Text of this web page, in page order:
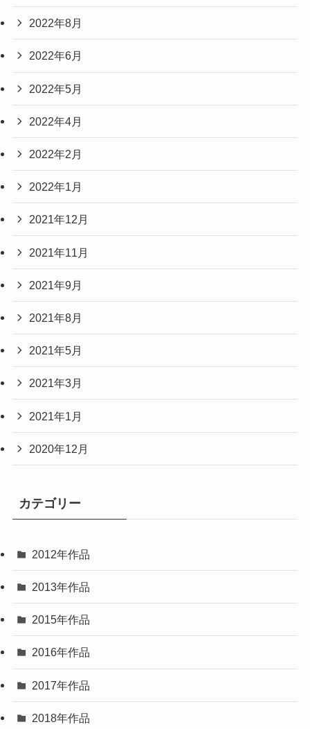
2022年8月
2022年6月
2022年5月
2022年4月
2022年2月
2022年1月
2021年12月
2021年11月
2021年9月
2021年8月
2021年5月
2021年3月
2021年1月
2020年12月
カテゴリー
2012年作品
2013年作品
2015年作品
2016年作品
2017年作品
2018年作品